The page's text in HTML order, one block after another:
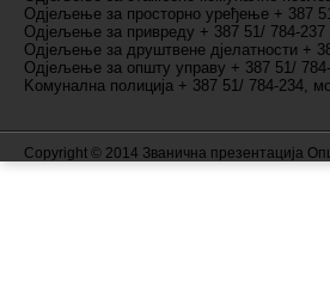
Одјељење за просторно уређење + 387
Одјељење за привреду + 387 51/ 784-237
Одјељење за друштвене дјелатности +
Одјељење за општу управу + 387 51/
Kомунална полиција + 387 51/ 784-234,
Copyright © 2014 Званична презентација